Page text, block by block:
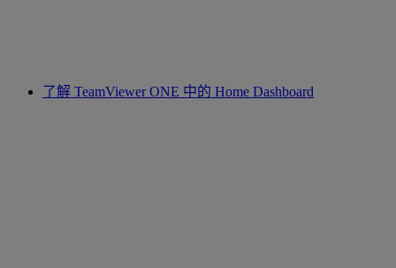
了解 TeamViewer ONE 中的 Home Dashboard